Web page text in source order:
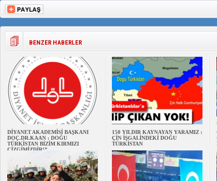
BENZER HABERLER
DİYANET AKADEMİSİ BAŞKANI
DOÇ.DR.KAAN : DOĞU
TÜRKİSTAN BİZİM KIRMIZI
ÇİZGİMİZDİR!”
150 YILDIR KAYNAYAN YARAMIZ :
ÇİN İŞGALİNDEKİ DOĞU
TÜRKİSTAN